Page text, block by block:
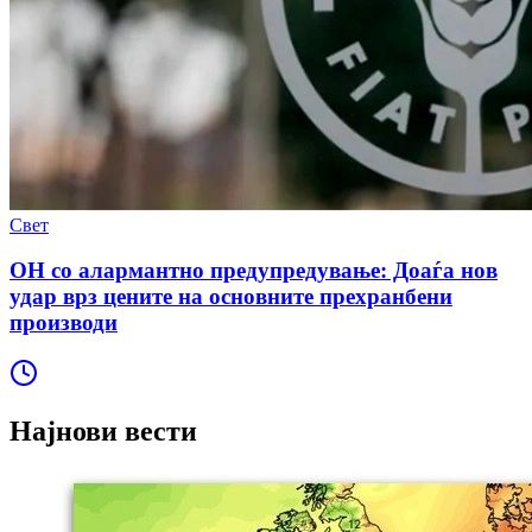
Свет
ОН со алармантно предупредување: Доаѓа нов
удар врз цените на основните прехранбени
производи
Најнови вести